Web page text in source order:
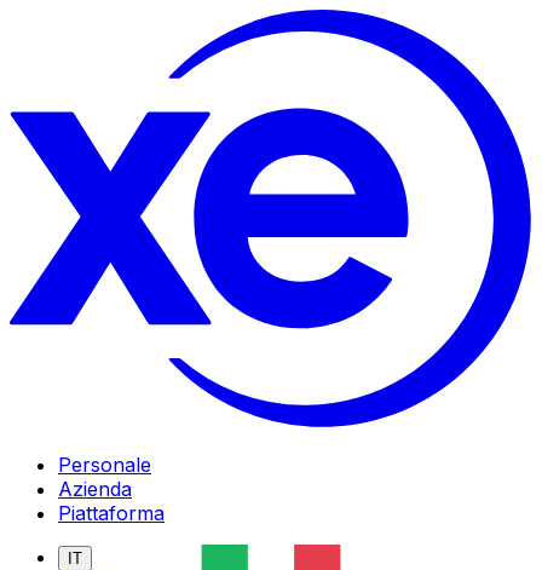
Personale
Azienda
Piattaforma
IT